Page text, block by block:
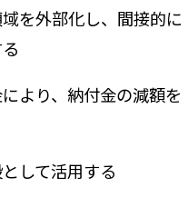
を外部化し、間接的に
より、納付金の減額を
して活用する